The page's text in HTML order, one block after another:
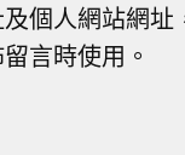
個人網站網址
言時使用。